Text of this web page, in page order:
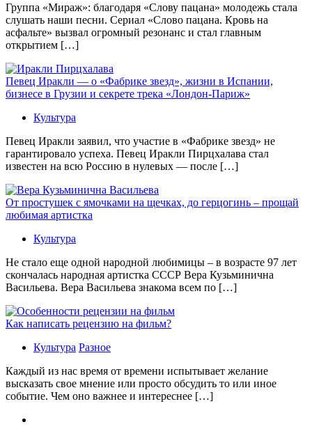
Группа «Мираж»: благодаря «Слову пацана» молодежь стала
слушать наши песни. Сериал «Слово пацана. Кровь на
асфальте» вызвал огромный резонанс и стал главным
открытием […]
Певец Иракли — о «Фабрике звезд», жизни в Испании,
бизнесе в Грузии и секрете трека «Лондон-Париж»
Культура
Певец Иракли заявил, что участие в «Фабрике звезд» не
гарантировало успеха. Певец Иракли Пирцхалава стал
известен на всю Россию в нулевых — после […]
От простушек с ямочками на щечках, до герцогинь – прощай
любимая артистка
Культура
Не стало еще одной народной любимицы – в возрасте 97 лет
скончалась народная артистка СССР Вера Кузьминична
Васильева. Вера Васильева знакома всем по […]
Как написать рецензию на фильм?
Культура Разное
Каждый из нас время от времени испытывает желание
высказать свое мнение или просто обсудить то или иное
событие. Чем оно важнее и интереснее […]